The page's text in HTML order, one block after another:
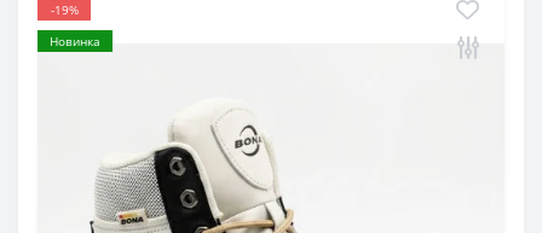
-19%
Новинка